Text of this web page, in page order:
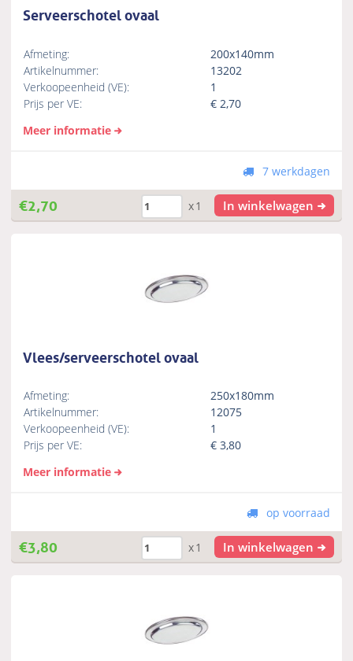
Serveerschotel ovaal
Afmeting:
200x140mm
Artikelnummer:
13202
Verkoopeenheid (VE):
1
Prijs per VE:
€2,70
Meer informatie
7 werkdagen
€2,70 x1 In winkelwagen
Vlees/serveerschotel ovaal
Afmeting:
250x180mm
Artikelnummer:
12075
Verkoopeenheid (VE):
1
Prijs per VE:
€3,80
Meer informatie
op voorraad
€3,80 x1 In winkelwagen